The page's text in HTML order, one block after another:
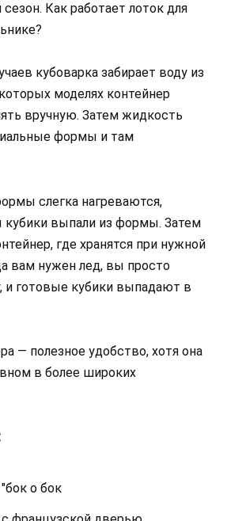
Как работает лоток для
кубоварка забирает воду из
моделях контейнер
вручную. Затем жидкость
формы и там
слегка нагреваются,
кубики выпали из формы. Затем
где хранятся при нужной
вам нужен лед, вы просто
и готовые кубики выпадают в
— полезное удобство, хотя она
в более широких
о бок